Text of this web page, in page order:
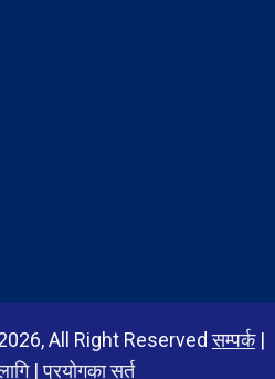
All Right Reservedसम्पर्क|
|प्रयोगका सर्त